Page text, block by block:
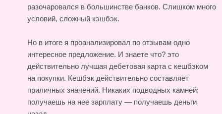
разочаровался в большинстве банков. Слишком много
условий, сложный кэшбэк.
Но в итоге я проанализировал по отзывам одно
интересное предложение. И знаете что? это
действительно лучшая дебетовая карта с кешбэком
на покупки. Кешбэк действительно составляет
приличных значений. Никаких подводных камней:
получаешь на нее зарплату — получаешь деньги